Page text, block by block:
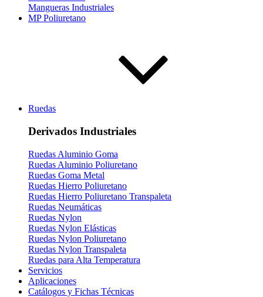
Mangueras Industriales
MP Poliuretano
Ruedas
Derivados Industriales
Ruedas Aluminio Goma
Ruedas Aluminio Poliuretano
Ruedas Goma Metal
Ruedas Hierro Poliuretano
Ruedas Hierro Poliuretano Transpaleta
Ruedas Neumáticas
Ruedas Nylon
Ruedas Nylon Elásticas
Ruedas Nylon Poliuretano
Ruedas Nylon Transpaleta
Ruedas para Alta Temperatura
Servicios
Aplicaciones
Catálogos y Fichas Técnicas